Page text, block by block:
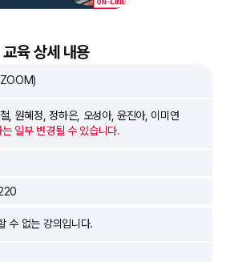
교육 상세 내용
, 원혜정, 정하은, 오성아, 윤진아, 이미연
일부 변경될 수 있습니다.
수 없는 강의입니다.